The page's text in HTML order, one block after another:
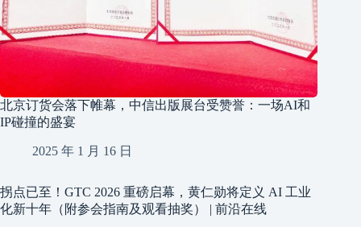
北京订货会落下帷幕，中信出版展台受赞誉：一场AI和
IP碰撞的盛宴
2025 年 1 月 16 日
拐点已至！GTC 2026 重磅启幕，黄仁勋将定义 AI 工业
化新十年（附参会指南及观看抽奖） | 前沿在线